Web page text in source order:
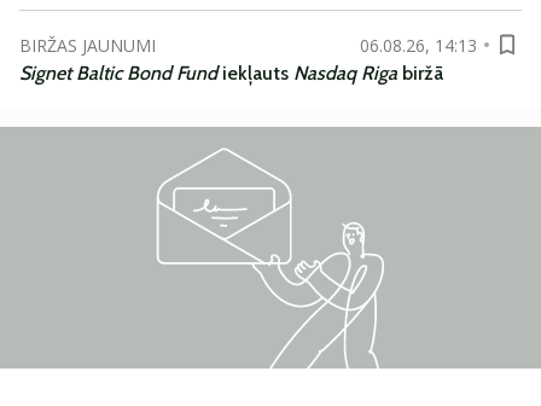
BIRŽAS JAUNUMI
06.08.26, 14:13
Signet Baltic Bond Fundiekļauts Nasdaq Riga biržā